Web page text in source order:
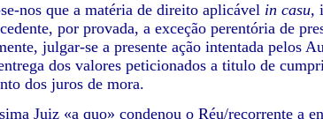
que a matéria de direito aplicável in casu,
por provada, a exceção perentória de
julgar-se a presente ação intentada pelos
dos valores peticionados a titulo de
dos juros de mora.
«a quo» condenou o Réu/recorrente a